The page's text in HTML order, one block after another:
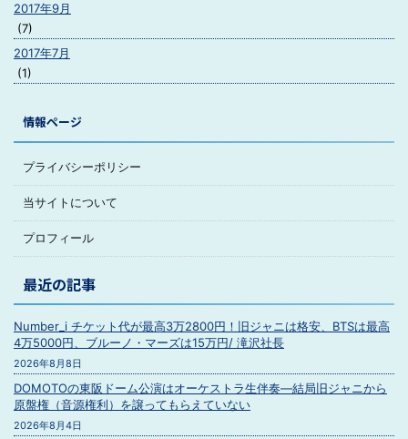
2017年9月
(7)
2017年7月
(1)
情報ページ
プライバシーポリシー
当サイトについて
プロフィール
最近の記事
Number_i チケット代が最高3万2800円！旧ジャニは格安、BTSは最高
4万5000円、ブルーノ・マーズは15万円/ 滝沢社長
2026年8月8日
DOMOTOの東阪ドーム公演はオーケストラ生伴奏―結局旧ジャニから
原盤権（音源権利）を譲ってもらえていない
2026年8月4日